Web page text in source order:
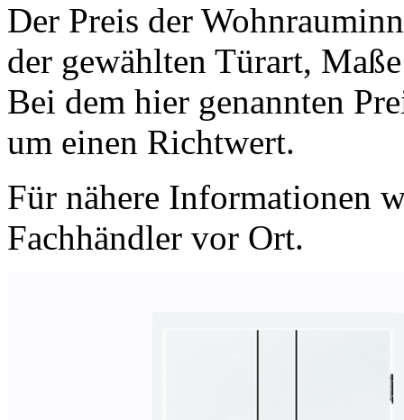
Der Preis der
der gewählten Türart,
Bei dem hier genannten
um einen Richtwert.
Für nähere Informationen
Fachhändler vor Ort.